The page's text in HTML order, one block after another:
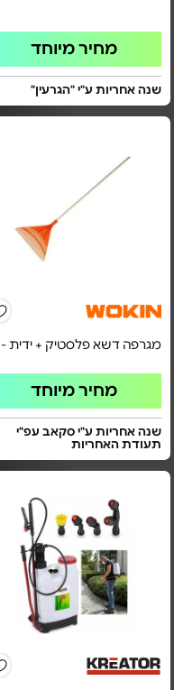
מחיר מיוחד
שנה אחריות ע"י "הגרעין"
מגרפה דשא פלסטיק + ידית -
מחיר מיוחד
שנה אחריות ע"י סקאב עפ"י
תעודת האחריות